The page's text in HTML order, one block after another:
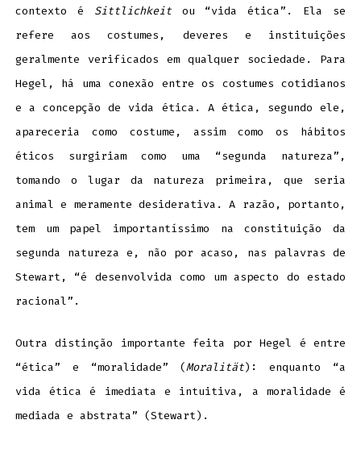
contexto é Sittlichkeitou “vida ética”. Ela se
refere aos costumes, deveres e instituições
geralmente verificados em qualquer sociedade. Para
Hegel, há uma conexão entre os costumes cotidianos
e a concepção de vida ética. A ética, segundo ele,
apareceria como costume, assim como os hábitos
éticos surgiriam como uma “segunda natureza”,
tomando o lugar da natureza primeira, que seria
animal e meramente desiderativa. A razão, portanto,
tem um papel importantíssimo na constituição da
segunda natureza e, não por acaso, nas palavras de
Stewart, “é desenvolvida como um aspecto do estado
racional”.
Outra distinção importante feita por Hegel é entre
“ética” e “moralidade” (Moralität): enquanto “a
vida ética é imediata e intuitiva, a moralidade é
mediada e abstrata” (Stewart).